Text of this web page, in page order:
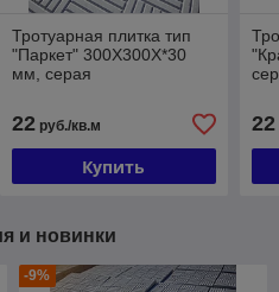
Тротуарная плитка тип
"Паркет" 300Х300Х*30
мм, серая
22руб./кв.м
Купить
22
и новинки
-9%